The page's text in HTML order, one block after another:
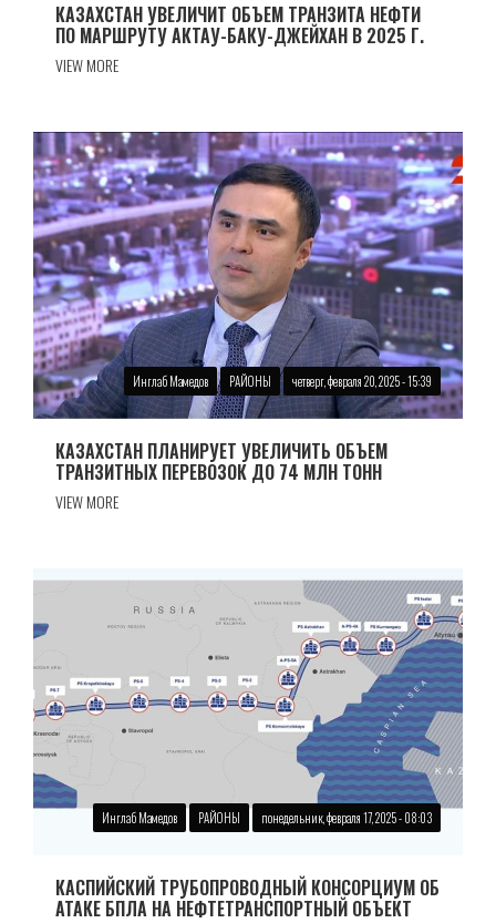
КАЗАХСТАН УВЕЛИЧИТ ОБЪЕМ ТРАНЗИТА НЕФТИ
ПО МАРШРУТУ АКТАУ-БАКУ-ДЖЕЙХАН В 2025 Г.
VIEW MORE
Инглаб Мамедов РАЙОНЫ четверг, февраля 20, 2025 - 15:39
КАЗАХСТАН ПЛАНИРУЕТ УВЕЛИЧИТЬ ОБЪЕМ
ТРАНЗИТНЫХ ПЕРЕВОЗОК ДО 74 МЛН ТОНН
VIEW MORE
Инглаб Мамедов РАЙОНЫ понедельник, февраля 17, 2025 - 08:03
КАСПИЙСКИЙ ТРУБОПРОВОДНЫЙ КОНСОРЦИУМ ОБ
АТАКЕ БПЛА НА НЕФТЕТРАНСПОРТНЫЙ ОБЪЕКТ